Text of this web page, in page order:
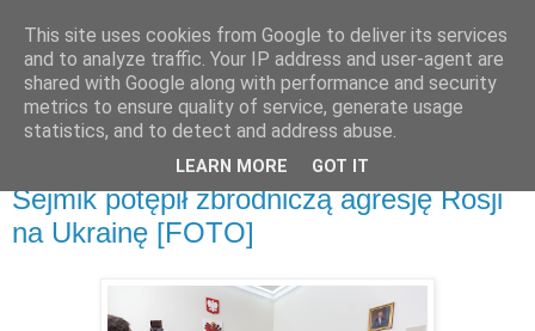
poniedziałek, 28 lutego 2022
Sejmik potępił zbrodniczą agresję Rosji
na Ukrainę [FOTO]
This site uses cookies from Google to deliver its services
and to analyze traffic. Your IP address and user-agent are
shared with Google along with performance and security
metrics to ensure quality of service, generate usage
statistics, and to detect and address abuse.
LEARN MORE GOT IT